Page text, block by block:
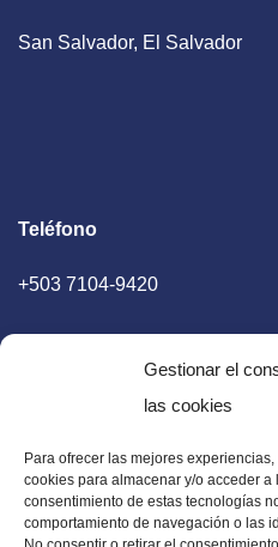
Gestionar el
las cookies
Para ofrecer las mejores
cookies para almacenar y/o acceder a
consentimiento de estas tecnologías
comportamiento de navegación o las
San Salvador, El Salvador
Teléfono
+503 7104-9420
E-mail
diaadia.redaccion@gmail.com